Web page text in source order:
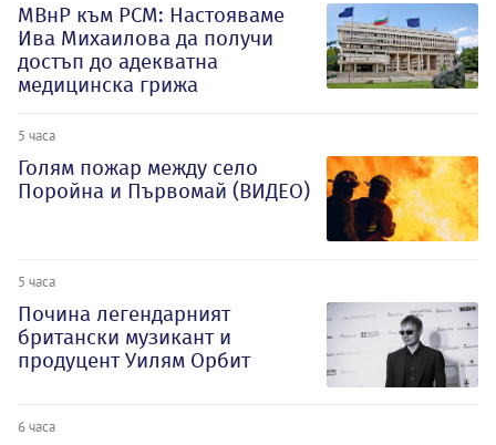
МВнР към РСМ: Настояваме
Ива Михаилова да получи
достъп до адекватна
медицинска грижа
5 часа
Голям пожар между село
Поройна и Първомай (ВИДЕО)
5 часа
Почина легендарният
британски музикант и
продуцент Уилям Орбит
6 часа